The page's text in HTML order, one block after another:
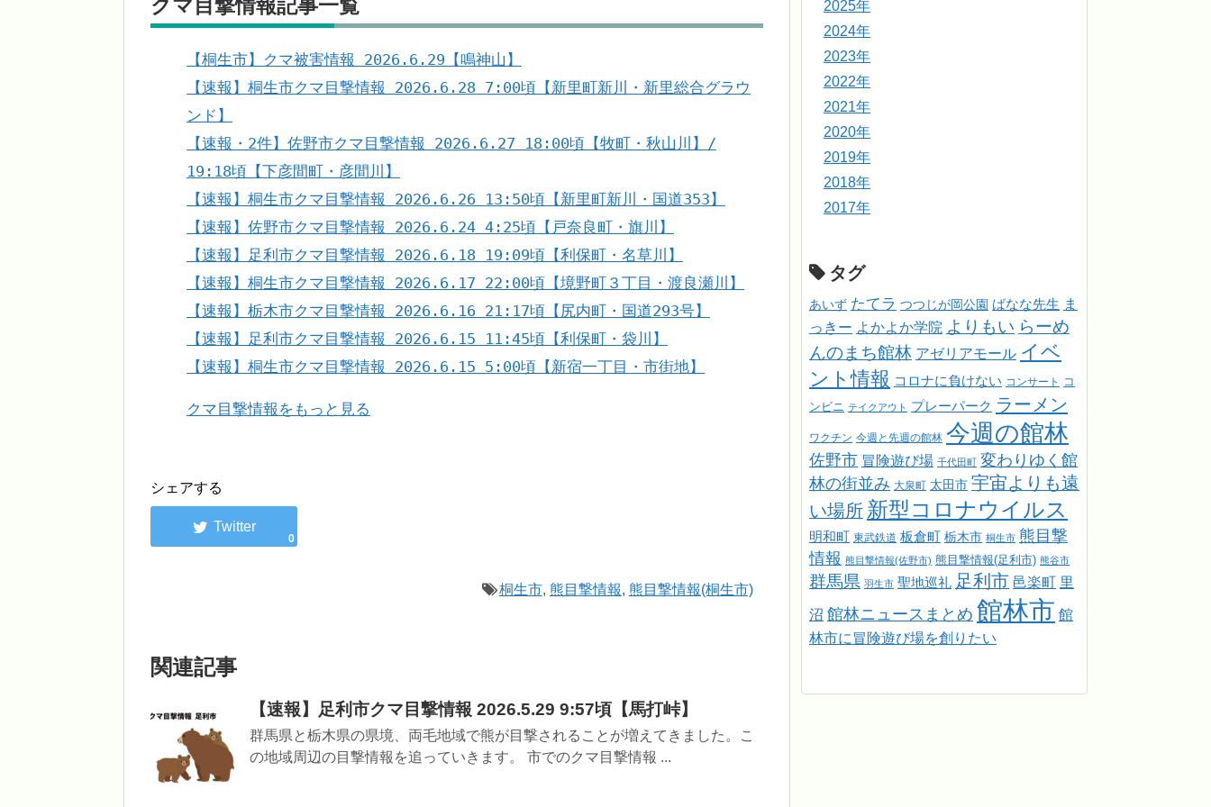
クマ目撃情報記事一覧
【桐生市】クマ被害情報 2026.6.29【鳴神山】
【速報】桐生市クマ目撃情報 2026.6.28 7:00頃【新里町新川・新里総合グラウ
ンド】
【速報・2件】佐野市クマ目撃情報 2026.6.27 18:00頃【牧町・秋山川】/
19:18頃【下彦間町・彦間川】
【速報】桐生市クマ目撃情報 2026.6.26 13:50頃【新里町新川・国道353】
【速報】佐野市クマ目撃情報 2026.6.24 4:25頃【戸奈良町・旗川】
【速報】足利市クマ目撃情報 2026.6.18 19:09頃【利保町・名草川】
【速報】桐生市クマ目撃情報 2026.6.17 22:00頃【境野町３丁目・渡良瀬川】
【速報】栃木市クマ目撃情報 2026.6.16 21:17頃【尻内町・国道293号】
【速報】足利市クマ目撃情報 2026.6.15 11:45頃【利保町・袋川】
【速報】桐生市クマ目撃情報 2026.6.15 5:00頃【新宿一丁目・市街地】
クマ目撃情報をもっと見る
シェアする
0
桐生市, 熊目撃情報, 熊目撃情報(桐生市)
関連記事
【速報】足利市クマ目撃情報 2026.5.29 9:57頃【馬打峠】
群馬県と栃木県の県境、両毛地域で熊が目撃されることが増えてきました。こ
の地域周辺の目撃情報を追っていきます。 市でのクマ目撃情報 ...
2025年
2024年
2023年
2022年
2021年
2020年
2019年
2018年
2017年
タグ
あいず たてラ つつじが岡公園 ばなな先生 ま
っきー よかよか学院 よりもい らーめ
んのまち館林 アゼリアモール イベ
ント情報 コロナに負けない コンサート
コ
ンビニ テイクアウト プレーパーク ラーメン
ワクチン 今週と先週の館林 今週の館林
佐野市 冒険遊び場 千代田町
変わりゆく館
林の街並み 大泉町 太田市 宇宙よりも遠
い場所 新型コロナウイルス
明和町 東武鉄道 板倉町 栃木市 桐生市 熊目撃
情報 熊目撃情報(佐野市) 熊目撃情報(足利市) 熊谷市
群馬県 羽生市 聖地巡礼 足利市 邑楽町 里
沼 館林ニュースまとめ 館林市 館
林市に冒険遊び場を創りたい